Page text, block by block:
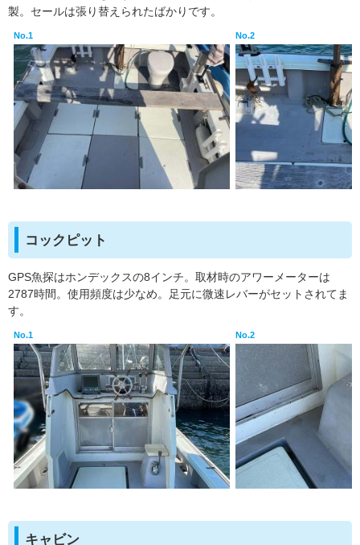
製。セールは張り替えられたばかりです。
No.1 No.2
コックピット
GPS魚探はホンデックスの8インチ。取材時のアワーメーターは
2787時間。使用頻度は少なめ。足元に微速レバーがセットされてま
す。
No.1 No.2
キャビン